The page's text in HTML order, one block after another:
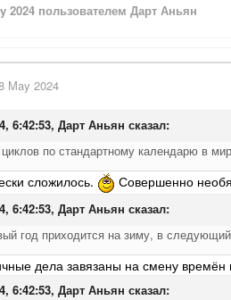
2024 пользователем Дарт Аньян
May 2024
6:42:53, Дарт Аньян сказал:
циклов по стандартному календарю в
сложилось. Совершенно
6:42:53, Дарт Аньян сказал:
год приходится на зиму, в
дела завязаны на смену времён
6:42:53, Дарт Аньян сказал: